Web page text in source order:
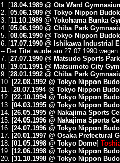
1. [18.04.1989 @ Ota Ward
2. [05.06.1989 @ Tokyo Nippon
3. [11.10.1989 @ Yokohama Bunka
4. [05.06.1990 @ Chiba Park
5. [08.06.1990 @ Tokyo Nippon
6. [17.07.1990 @ Ishikawa Industrial
-- Der Titel wurde am 27.07.1990
7. [27.07.1990 @ Matsudo Sports
8. [19.01.1991 @ Matsumoto City
9. [28.01.1992 @ Chiba Park
10. [22.08.1992 @ Tokyo Nippon
11. [28.07.1994 @ Tokyo Nippon
12. [22.10.1994 @ Tokyo Nippon
13. [04.03.1995 @ Tokyo Nippon
14. [26.05.1995 @ Nakajima Sports
15. [24.05.1996 @ Nakajima Sports
16. [24.07.1996 @ Tokyo Nippon
17. [20.01.1997 @ Osaka Prefectural
18. [01.05.1998 @ Tokyo Dome]
19. [12.06.1998 @ Tokyo Nippon
20. [31.10.1998 @ Tokyo Nippon